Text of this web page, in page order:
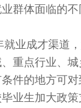
群体面临的
就业成才渠道
重点行业、
件的地方可
业生加大政策